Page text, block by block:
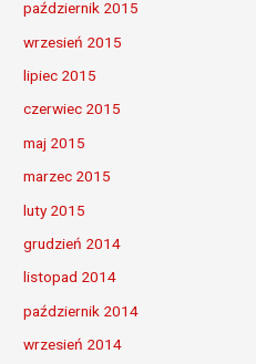
październik 2015
wrzesień 2015
lipiec 2015
czerwiec 2015
maj 2015
marzec 2015
luty 2015
grudzień 2014
listopad 2014
październik 2014
wrzesień 2014